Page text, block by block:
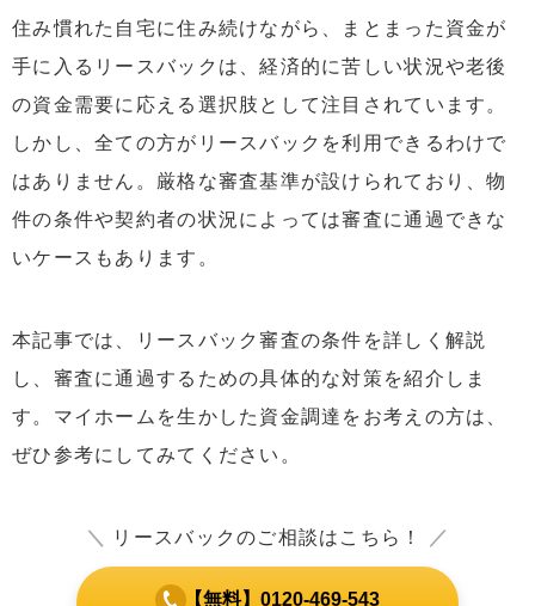
住み慣れた自宅に住み続けながら、まとまった資金が
手に入るリースバックは、経済的に苦しい状況や老後
の資金需要に応える選択肢として注目されています。
しかし、全ての方がリースバックを利用できるわけで
はありません。厳格な審査基準が設けられており、物
件の条件や契約者の状況によっては審査に通過できな
いケースもあります。
本記事では、リースバック審査の条件を詳しく解説
し、審査に通過するための具体的な対策を紹介しま
す。マイホームを生かした資金調達をお考えの方は、
ぜひ参考にしてみてください。
＼ リースバックのご相談はこちら！ ／
【無料】0120-469-543